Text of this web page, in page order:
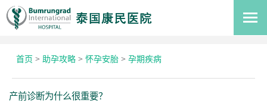
首页 > 助孕攻略 > 怀孕安胎 > 孕期疾病
产前诊断为什么很重要？